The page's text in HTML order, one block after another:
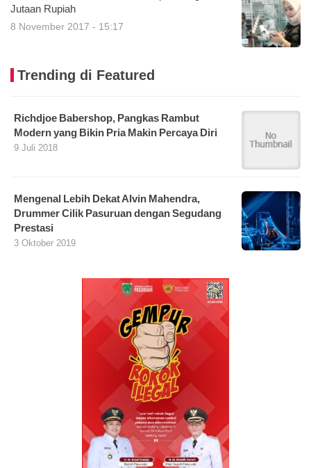
Jutaan Rupiah
8 November 2017 - 15:17
Trending di Featured
Richdjoe Babershop, Pangkas Rambut
Modern yang Bikin Pria Makin Percaya Diri
9 Juli 2018
Mengenal Lebih Dekat Alvin Mahendra,
Drummer Cilik Pasuruan dengan Segudang
Prestasi
3 Oktober 2019